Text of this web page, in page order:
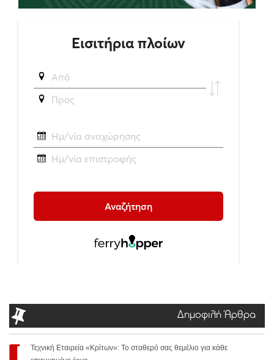
Δημοφιλή Άρθρα
Τεχνική Εταιρεία «Κρίτων»: Το σταθερό σας θεμέλιο για κάθε